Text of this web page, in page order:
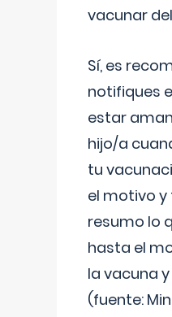
vacunar
Sí, es
notifiques
estar
hijo/a
tu
el motivo
resumo lo
hasta el
la vacuna
(fuente: